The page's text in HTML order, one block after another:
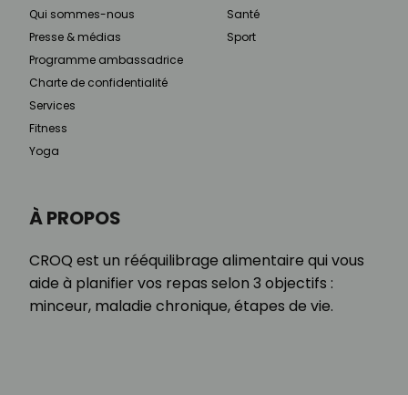
À PROPOS
CROQ est un rééquilibrage alimentaire qui vous
aide à planifier vos repas selon 3 objectifs :
minceur, maladie chronique, étapes de vie.
Qui sommes-nous
Presse & médias
Programme ambassadrice
Charte de confidentialité
Services
Fitness
Yoga
Santé
Sport